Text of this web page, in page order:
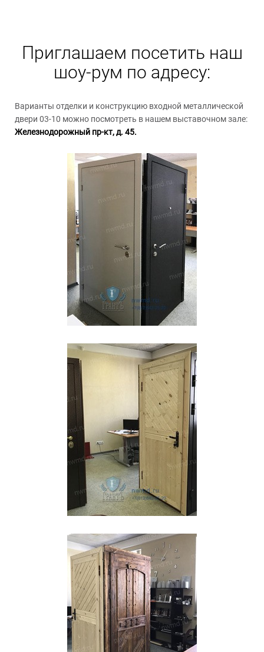
Приглашаем посетить наш
шоу-рум по адресу:
Варианты отделки и конструкцию входной металлической
двери 03-10 можно посмотреть в нашем выставочном зале:
Железнодорожный пр-кт, д. 45.